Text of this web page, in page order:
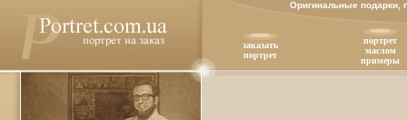
Оригинальные подарки,
заказать
портрет
портрет
маслом
примеры